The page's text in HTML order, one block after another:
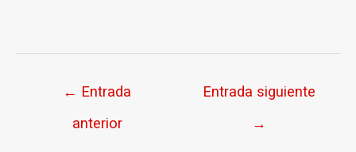
← Entrada
anterior
Entrada siguiente
→